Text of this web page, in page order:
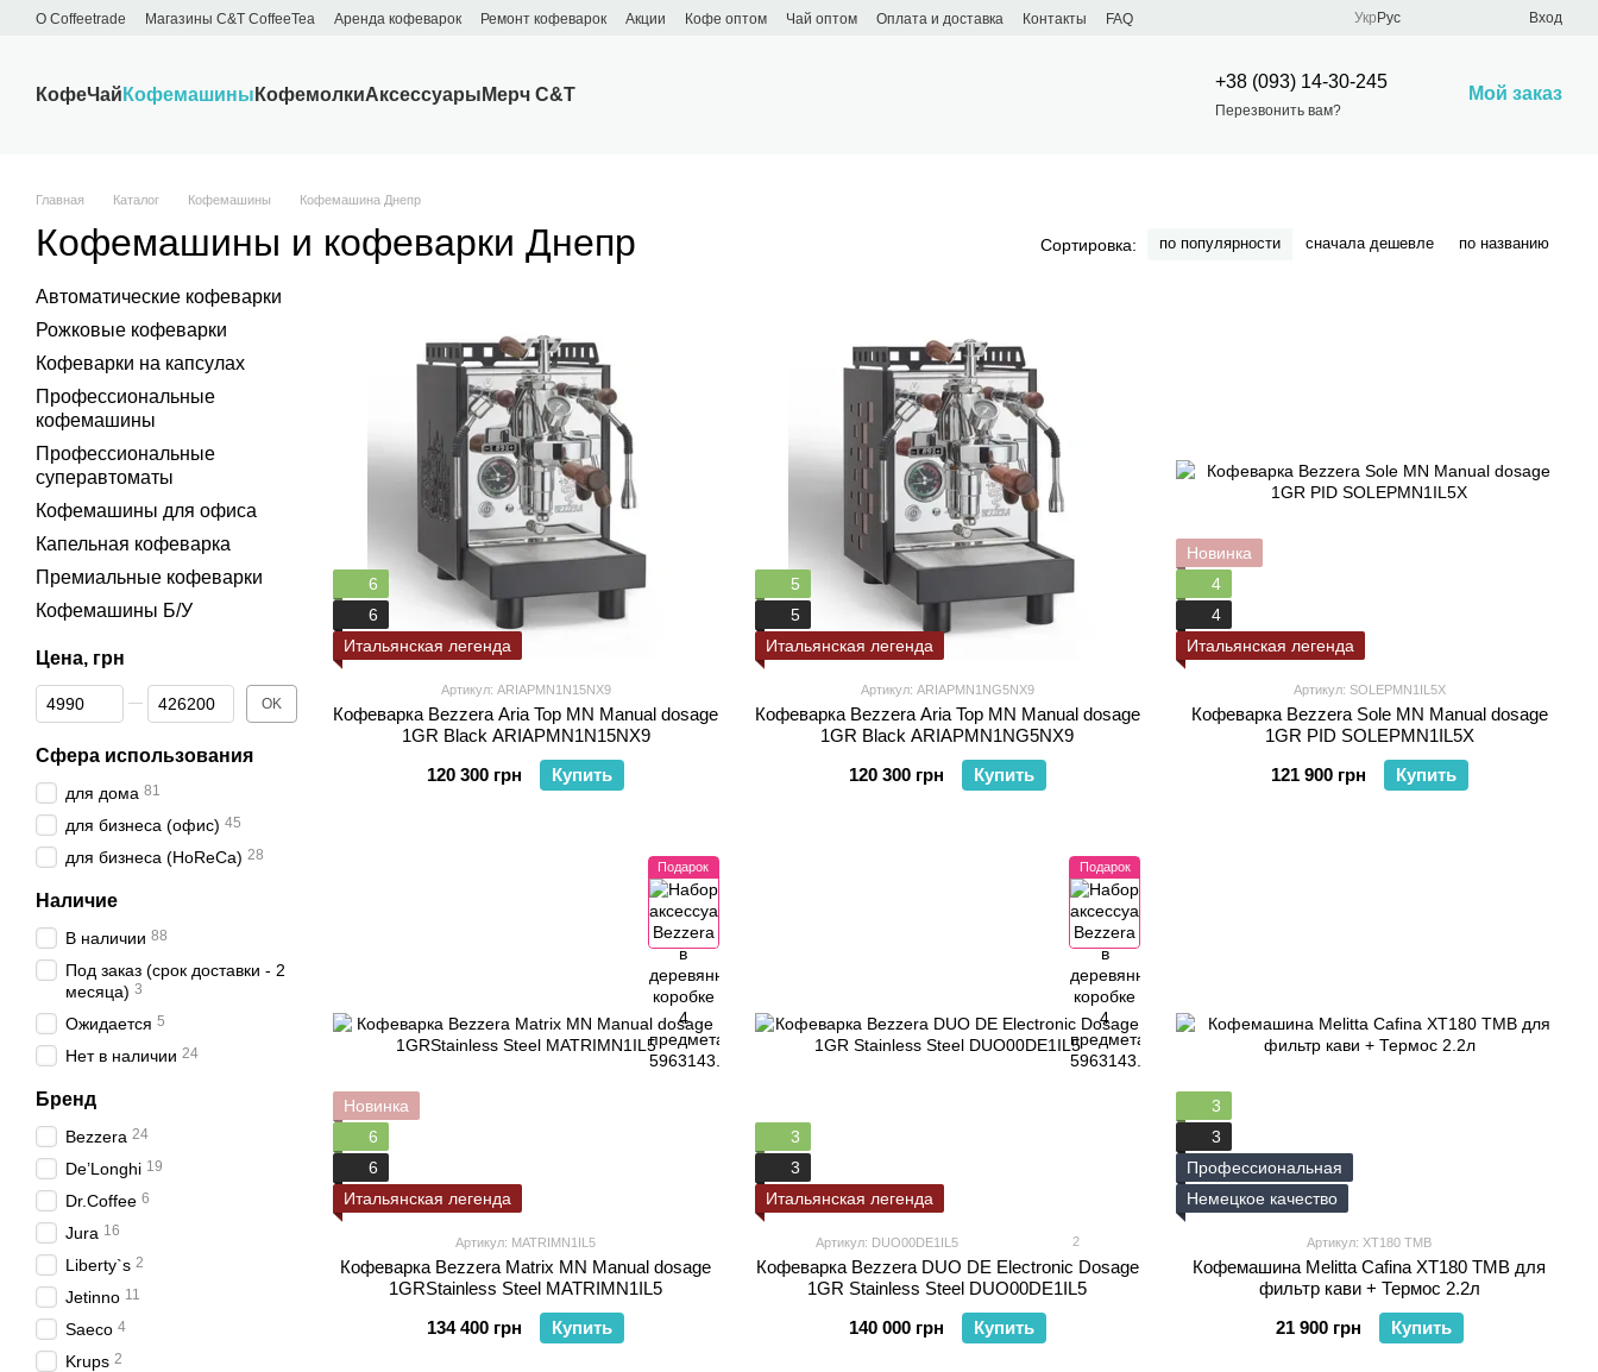
Перейти к основному контенту
О Сoffeetrade Магазины C&T CoffeeTea Аренда кофеварок Ремонт кофеварок Акции Кофе оптом Чай оптом Оплата и доставка Контакты
FAQ
Укр Рус Вход
КофеЧай Кофемашины КофемолкиАксессуары Мерч C&T
+38 (093) 14-30-245
Перезвонить вам?
Мой заказ
Главная Каталог Кофемашины Кофемашина Днепр
Кофемашины и кофеварки Днепр Сортировка: по популярности сначала дешевле по названию
6
6
Итальянская легенда
Артикул: ARIAPMN1N15NX9
Кофеварка Bezzera Aria Top MN Manual dosage
1GR Black ARIAPMN1N15NX9
120 300 грн
Купить
5
5
Итальянская легенда
Артикул: ARIAPMN1NG5NX9
Кофеварка Bezzera Aria Top MN Manual dosage
1GR Black ARIAPMN1NG5NX9
120 300 грн
Купить
Новинка
4
4
Итальянская легенда
Артикул: SOLEPMN1IL5X
Кофеварка Bezzera Sole MN Manual dosage
1GR PID SOLEPMN1IL5X
121 900 грн
Купить
Подарок
Новинка
6
6
Итальянская легенда
Артикул: MATRIMN1IL5
Кофеварка Bezzera Matrix MN Manual dosage
1GRStainless Steel MATRIMN1IL5
134 400 грн
Купить
Подарок
3
3
Итальянская легенда
Артикул: DUO00DE1IL5 2
Кофеварка Bezzera DUO DE Electronic Dosage
1GR Stainless Steel DUO00DE1IL5
140 000 грн
Купить
3
3
Профессиональная
Немецкое качество
Артикул: XT180 TMB
Кофемашина Melitta Cafina XT180 TMB для
фильтр кави + Термос 2.2л
21 900 грн
Купить
Автоматические кофеварки
Рожковые кофеварки
Кофеварки на капсулах
Профессиональные
кофемашины
Профессиональные
суперавтоматы
Кофемашины для офиса
Капельная кофеварка
Премиальные кофеварки
Кофемашины Б/У
Цена, грн
От Цена, грн
До Цена, грн OK
Сфера использования
для дома 81
для бизнеса (офис) 45
для бизнеса (HoReCa) 28
Наличие
В наличии 88
Под заказ (срок доставки - 2
месяца) 3
Ожидается 5
Нет в наличии 24
Бренд
Bezzera 24
De’Longhi 19
Dr.Coffee 6
Jura 16
Liberty`s 2
Jetinno 11
Saeco 4
Krups 2